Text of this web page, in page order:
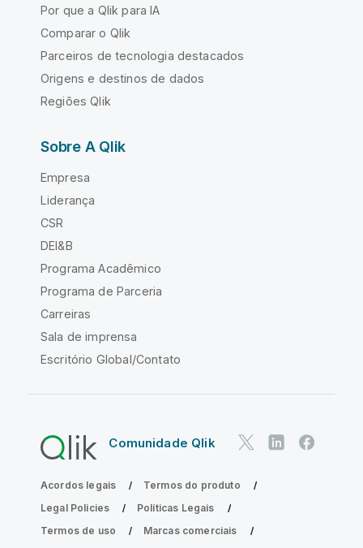
Por que a Qlik para IA
Comparar o Qlik
Parceiros de tecnologia destacados
Origens e destinos de dados
Regiões Qlik
Sobre A Qlik
Empresa
Liderança
CSR
DEI&B
Programa Acadêmico
Programa de Parceria
Carreiras
Sala de imprensa
Escritório Global/Contato
Comunidade Qlik
Acordos legais
Termos do produto
Legal Policies
Políticas Legais
Termos de uso
Marcas comerciais